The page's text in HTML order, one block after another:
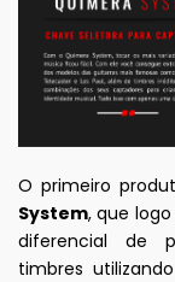
O primeiro
System, que
diferencial de
timbres